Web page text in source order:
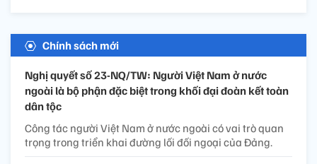
Chính sách mới
Nghị quyết số 23-NQ/TW: Người Việt Nam ở nước
ngoài là bộ phận đặc biệt trong khối đại đoàn kết toàn
dân tộc
Công tác người Việt Nam ở nước ngoài có vai trò quan
trọng trong triển khai đường lối đối ngoại của Đảng.